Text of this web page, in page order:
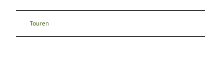
Touren